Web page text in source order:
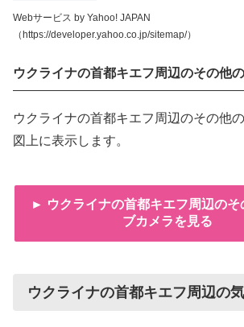
Webサービス by Yahoo! JAPAN
（https://developer.yahoo.co.jp/sitemap/）
ウクライナの首都キエフ周辺のその他
ウクライナの首都キエフ周辺のその他
図上に表示します。
► ウクライナの首都キエフ周辺のそ
ブカメラを見る
ウクライナの首都キエフ周辺の